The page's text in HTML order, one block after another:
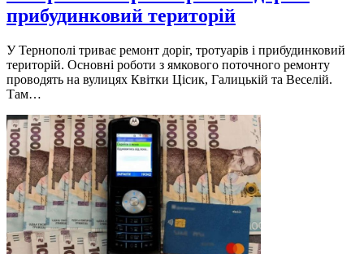
прибудинковий територій
У Тернополі триває ремонт доріг, тротуарів і прибудинковий
територій. Основні роботи з ямкового поточного ремонту
проводять на вулицях Квітки Цісик, Галицькій та Веселій.
Там…